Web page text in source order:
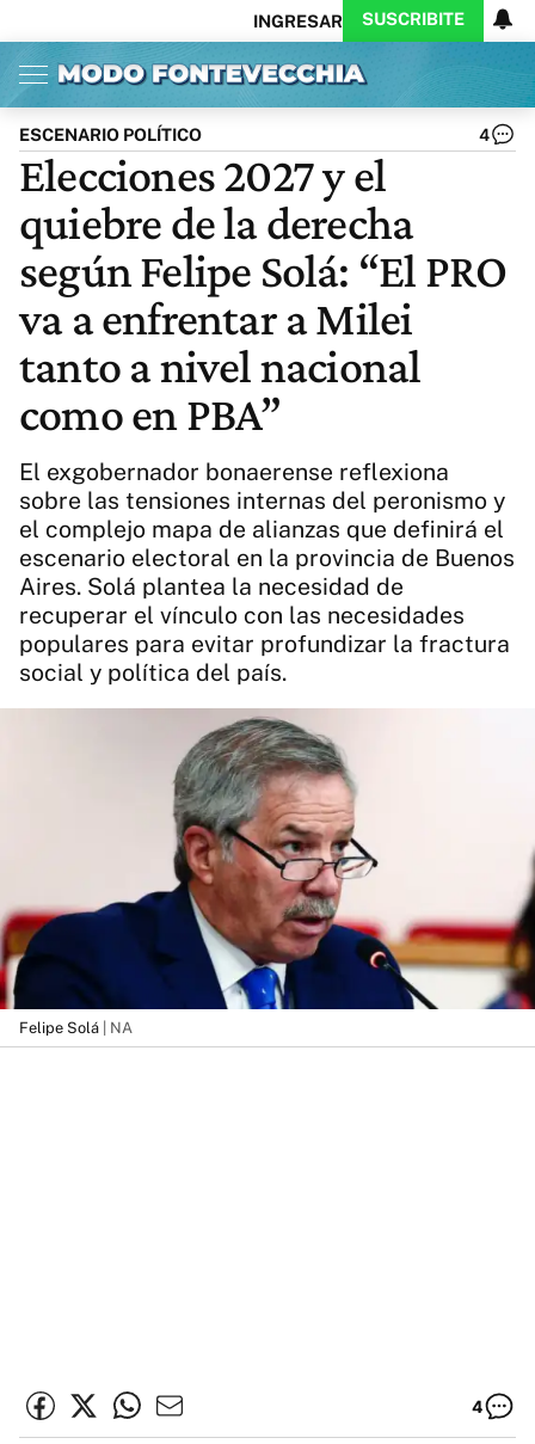
INGRESAR SUSCRIBITE
Inicio Ahora
Opinión
Política
Ciencia
Protagonistas
Cultura
Arte
Educación
Internacional
Clima
Deportes
CARAS
Exitoina
Turismo
Videos
Córdoba
Reperfilar
Business
Noticias
Caras
Gaming
Diario del Juicio
Actualidad
ESCENARIO POLÍTICO 4
Elecciones 2027 y el
quiebre de la derecha
según Felipe Solá: “El PRO
va a enfrentar a Milei
tanto a nivel nacional
como en PBA”
El exgobernador bonaerense reflexiona
sobre las tensiones internas del peronismo y
el complejo mapa de alianzas que definirá el
escenario electoral en la provincia de Buenos
Aires. Solá plantea la necesidad de
recuperar el vínculo con las necesidades
populares para evitar profundizar la fractura
social y política del país.
Felipe Solá | NA
4